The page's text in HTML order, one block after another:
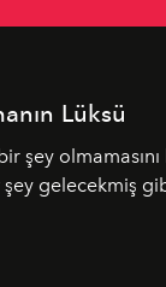
Lüksü
şey
şey gelecekmiş